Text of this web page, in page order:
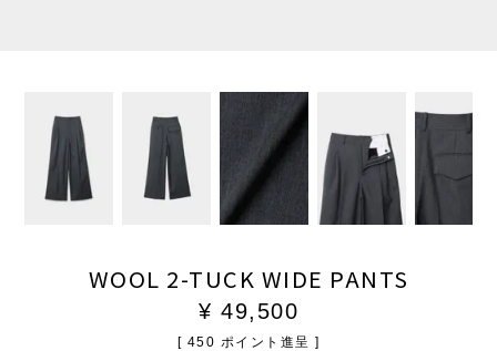
WOOL 2-TUCK WIDE PANTS
¥ 49,500
[ 450 ポイント進呈 ]